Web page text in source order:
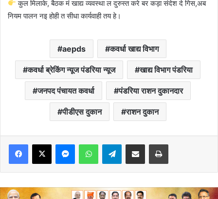
कुल मिलाके, बैठक मं खाद्य व्यवस्था ल दुरुस्त करे बर कड़ा संदेश दे गिस,अब
नियम पालन नइ होही त सीधा कार्यवाही तय हे।
aepds कवर्धा खाद्य विभाग
कवर्धा ब्रेकिंग न्यूज पंडरिया न्यूज खाद्य विभाग पंडरिया
जनपद पंचायत कवर्धा पंडरिया राशन दुकानदार
पीडीएस दुकान राशन दुकान
Telegram